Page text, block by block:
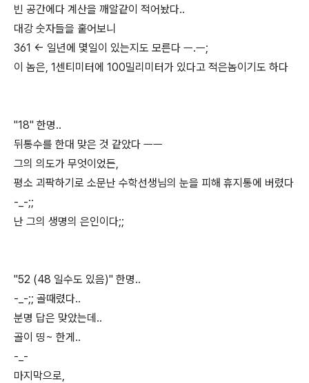
빈 공간에다 계산을 깨알같이 적어놨다..
대강 숫자들을 훝어보니
361 <- 일년에 몇일이 있는지도 모른다 ㅡ.ㅡ;
이 놈은, 1센티미터에 100밀리미터가 있다고 적은놈이기도 하다
"18" 한명..
뒤통수를 한대 맞은 것 같았다 ㅡㅡ
그의 의도가 무엇이었든,
평소 괴팍하기로 소문난 수학선생님의 눈을 피해 휴지통에 버렸다
-_-;;
난 그의 생명의 은인이다;;
"52 (48 일수도 있음)" 한명..
-_-;; 골때렸다..
분명 답은 맞았는데..
골이 띵~ 한게..
-_-
마지막으로,